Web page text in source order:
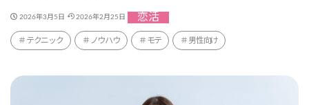
2026年3月5日 2026年2月25日 恋活
テクニック ノウハウ モテ 男性向け